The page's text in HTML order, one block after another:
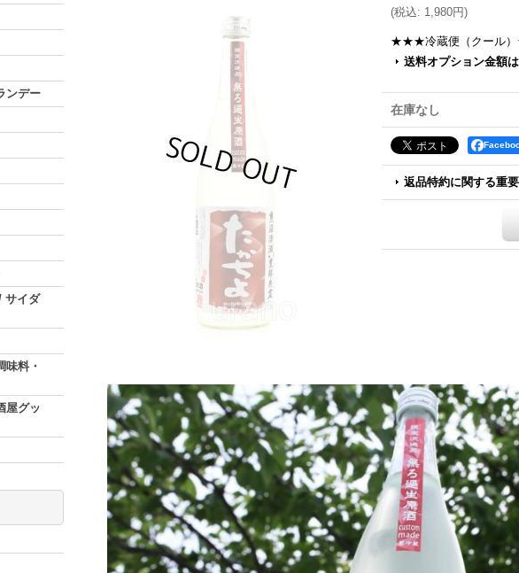
ンデー
サイダ
味料・
屋グッ
(税込: 1,980円)
★★★冷蔵便（クール
送料オプション金額
在庫なし
返品特約に関する重